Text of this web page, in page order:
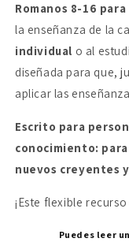
Romanos 8-16 para
la enseñanza de la
individual o al
diseñada para que,
aplicar las
Escrito para
conocimiento:
nuevos creyentes
¡Este flexible
Puedes leer